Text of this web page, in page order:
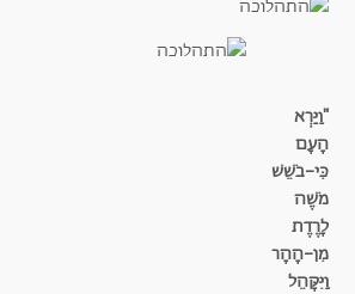
"וַיַּרְא
הָעָם
כִּי-בֹשֵׁשׁ
מֹשֶׁה
לָרֶדֶת
מִן-הָהָר
וַיִּקָּהֵל